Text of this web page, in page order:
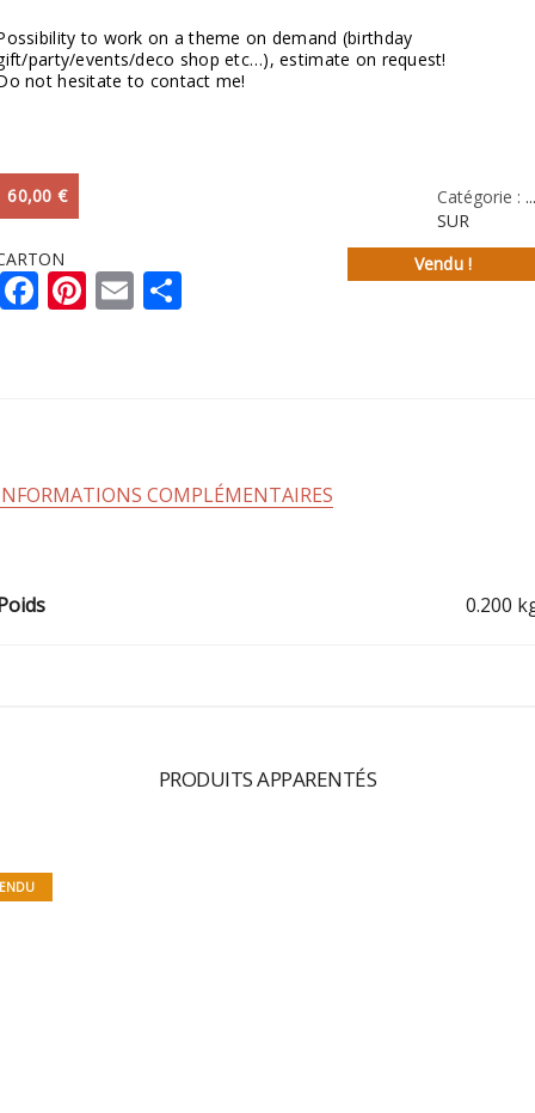
to work on a theme on demand (birthday
party/events/deco shop etc…), estimate on request!
not hesitate to contact me!
60,00€
Vendu !
Catégorie :
SUR
Facebook
Pinterest
Email
COMPLÉMENTAIRES
0.200
PRODUITS APPARENTÉS